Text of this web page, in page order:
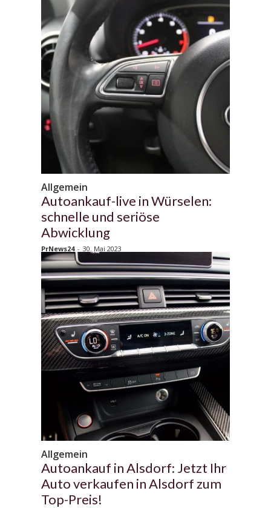
Allgemein
Autoankauf-live in Würselen:
schnelle und seriöse
Abwicklung
PrNews24 - 30. Mai 2023
Allgemein
Autoankauf in Alsdorf: Jetzt Ihr
Auto verkaufen in Alsdorf zum
Top-Preis!